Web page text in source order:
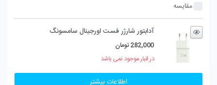
مقایسه
آدابتور شارژر فست اورجینال سامسونگ
282,000 تومان
در انبار موجود نمی باشد
اطلاعات بیشتر